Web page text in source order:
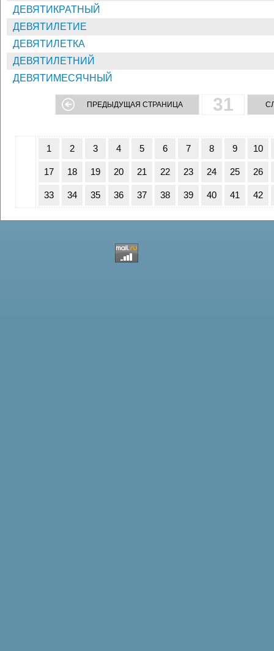
ДЕВЯТИКРАТНЫЙ
ДЕВЯТИЛЕТИЕ
ДЕВЯТИЛЕТКА
ДЕВЯТИЛЕТНИЙ
ДЕВЯТИМЕСЯЧНЫЙ
ПРЕДЫДУЩАЯ СТРАНИЦА 31
1 2 3 4 5 6 7 8 9 10
17 18 19 20 21 22 23 24 25 26
33 34 35 36 37 38 39 40 41 42